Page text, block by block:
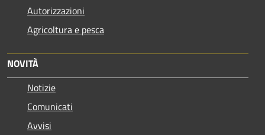
Autorizzazioni
Agricoltura e pesca
NOVITÀ
Notizie
Comunicati
Avvisi